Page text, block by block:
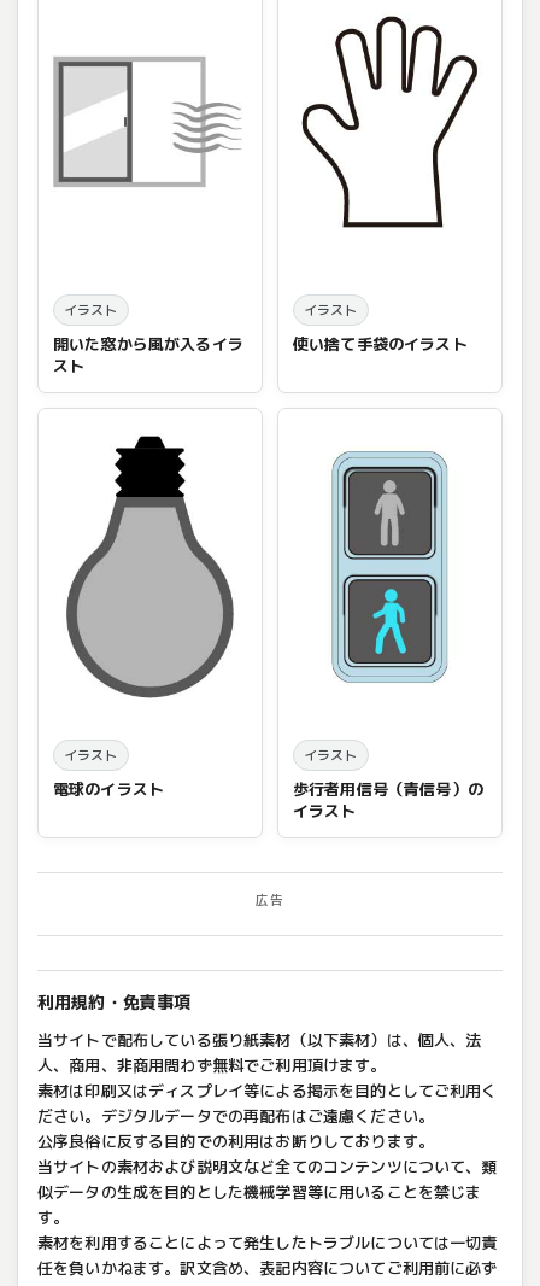
イラスト
開いた窓から風が入るイラ
スト
イラスト
使い捨て手袋のイラスト
イラスト
電球のイラスト
イラスト
歩行者用信号（青信号）の
イラスト
広告
利用規約・免責事項
当サイトで配布している張り紙素材（以下素材）は、個人、法
人、商用、非商用問わず無料でご利用頂けます。
素材は印刷又はディスプレイ等による掲示を目的としてご利用く
ださい。デジタルデータでの再配布はご遠慮ください。
公序良俗に反する目的での利用はお断りしております。
当サイトの素材および説明文など全てのコンテンツについて、類
似データの生成を目的とした機械学習等に用いることを禁じま
す。
素材を利用することによって発生したトラブルについては一切責
任を負いかねます。訳文含め、表記内容についてご利用前に必ず